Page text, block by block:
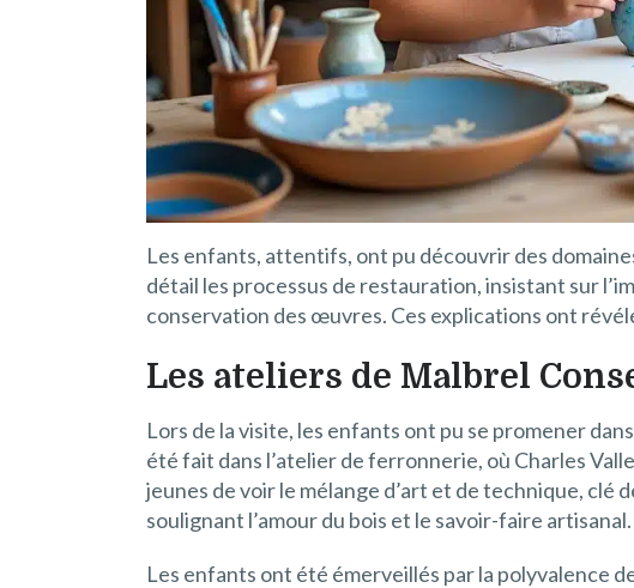
Les enfants, attentifs, ont pu découvrir des
détail les processus de restauration, insistant sur
conservation des œuvres. Ces explications ont
Les ateliers de Malbrel
Lors de la visite, les enfants ont pu se promener
été fait dans l’atelier de ferronnerie, où Charles
jeunes de voir le mélange d’art et de technique, clé
soulignant l’amour du bois et le savoir-faire artisanal.
Les enfants ont été émerveillés par la polyvalence